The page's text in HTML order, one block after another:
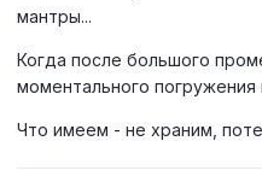
мантры...
Когда после большого
моментального
Что имеем - не храним,